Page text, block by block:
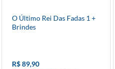
O Último Rei Das Fadas 1 +
Brindes
R$ 89,90